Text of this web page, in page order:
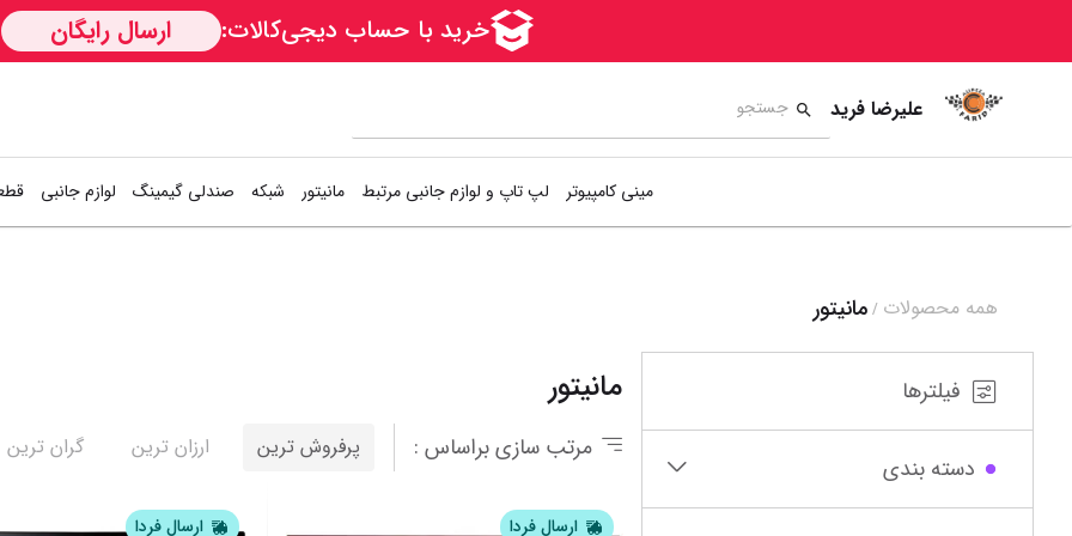
علیرضا فرید
مینی کامپیوتر لپ تاپ و لوازم جانبی مرتبط مانیتور شبکه
سوییچ شبکه
صندلی گیمینگ لوازم جانبی
کوله پشتی
همه محصولات / مانیتور
فیلترها
دسته بندی
مانیتور
مرتب سازی براساس : پرفروش ترین ارزان ترین گران ترین
ارسال فردا ارسال فردا
9 10